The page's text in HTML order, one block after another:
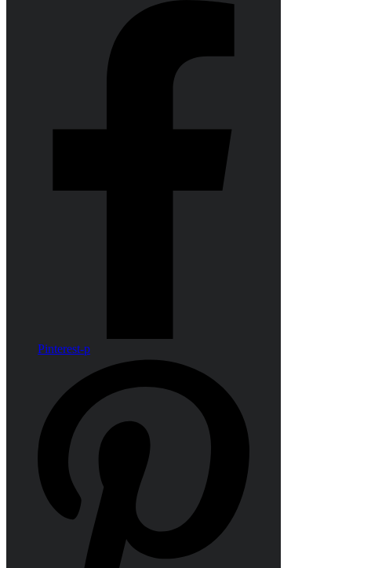
Pinterest-p